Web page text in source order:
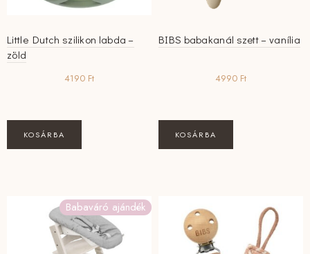
Little Dutch szilikon labda –
zöld
4190 Ft
KOSÁRBA
BIBS babakanál szett – vanília
4990 Ft
KOSÁRBA
Babaváró ajándék